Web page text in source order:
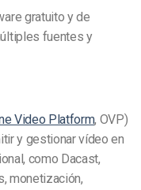
gratuito y de
fuentes y
Video Platform, OVP)
y gestionar vídeo en
como Dacast,
monetización,